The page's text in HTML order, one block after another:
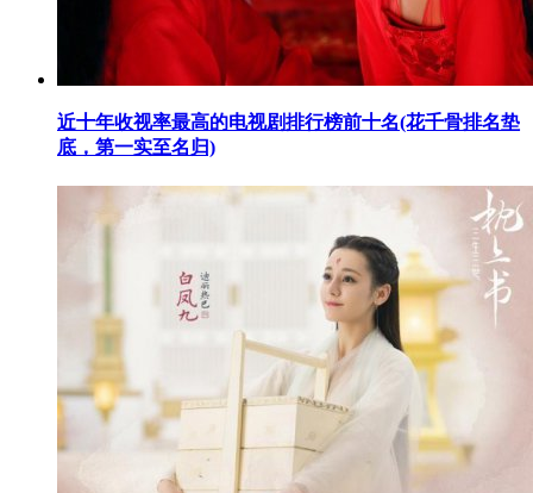
​近十年收视率最高的电视剧排行榜前十名(花千骨排名垫
底，第一实至名归)